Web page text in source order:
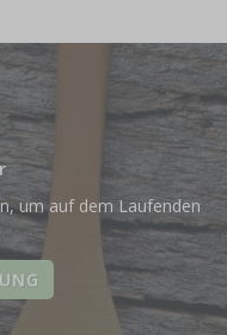
um auf dem Laufenden